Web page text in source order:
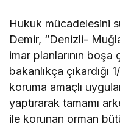
Hukuk mücadelesini
Demir, “Denizli-
imar planlarının boşa
bakanlıkça
koruma amaçlı
yaptırarak tamamı
ile korunan orman